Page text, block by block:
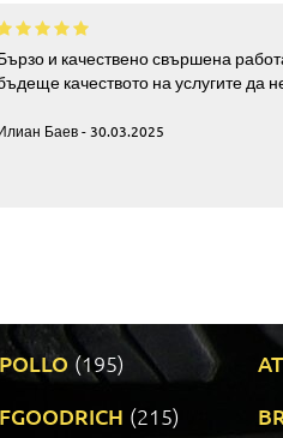
и качествено свършена
качеството на услугите да
Баев - 30.03.2025
(195)
(215)